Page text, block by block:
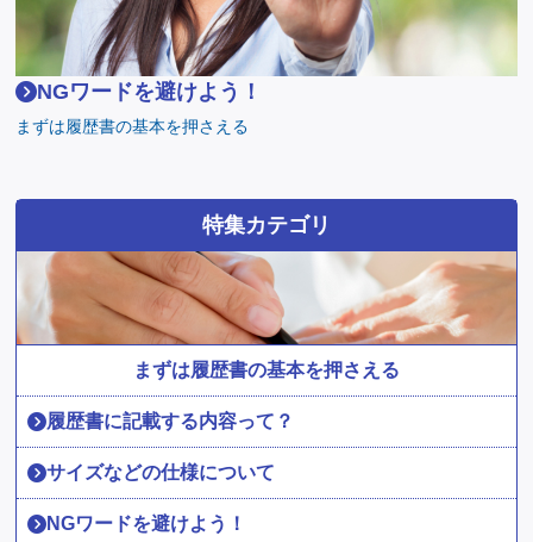
NGワードを避けよう！
まずは履歴書の基本を押さえる
特集カテゴリ
まずは履歴書の基本を押さえる
履歴書に記載する内容って？
サイズなどの仕様について
NGワードを避けよう！